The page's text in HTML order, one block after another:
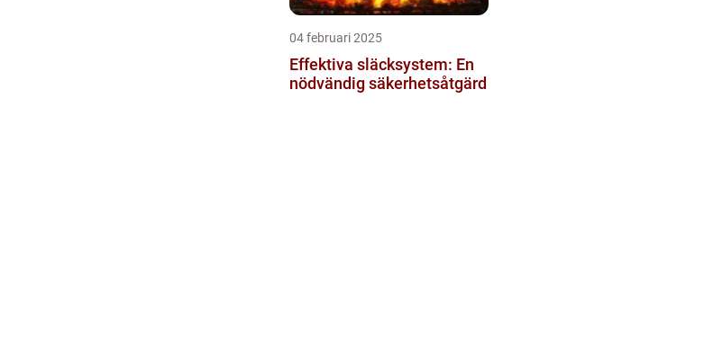
04 februari 2025
Effektiva släcksystem: En
nödvändig säkerhetsåtgärd